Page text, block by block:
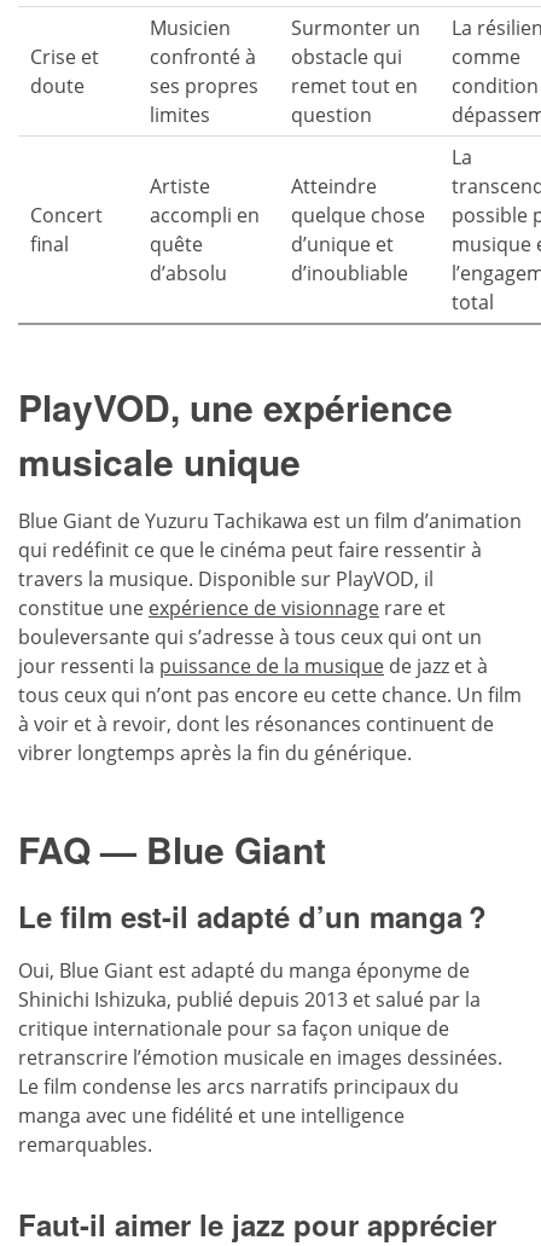
Crise et
doute
Musicien
confronté à
ses propres
limites
Surmonter un
obstacle qui
remet tout en
question
La
comme
Concert
final
Artiste
accompli en
quête
d’absolu
Atteindre
quelque chose
d’unique et
d’inoubliable
La
possible
musique
total
PlayVOD, une expérience
musicale unique
Blue Giant de Yuzuru Tachikawa est un film d’animation
qui redéfinit ce que le cinéma peut faire ressentir à
travers la musique. Disponible sur PlayVOD, il
constitue une expérience de visionnage rare et
bouleversante qui s’adresse à tous ceux qui ont un
jour ressenti la puissance de la musique de jazz et à
tous ceux qui n’ont pas encore eu cette chance. Un film
à voir et à revoir, dont les résonances continuent de
vibrer longtemps après la fin du générique.
FAQ — Blue Giant
Le film est-il adapté d’un manga ?
Oui, Blue Giant est adapté du manga éponyme de
Shinichi Ishizuka, publié depuis 2013 et salué par la
critique internationale pour sa façon unique de
retranscrire l’émotion musicale en images dessinées.
Le film condense les arcs narratifs principaux du
manga avec une fidélité et une intelligence
remarquables.
Faut-il aimer le jazz pour apprécier